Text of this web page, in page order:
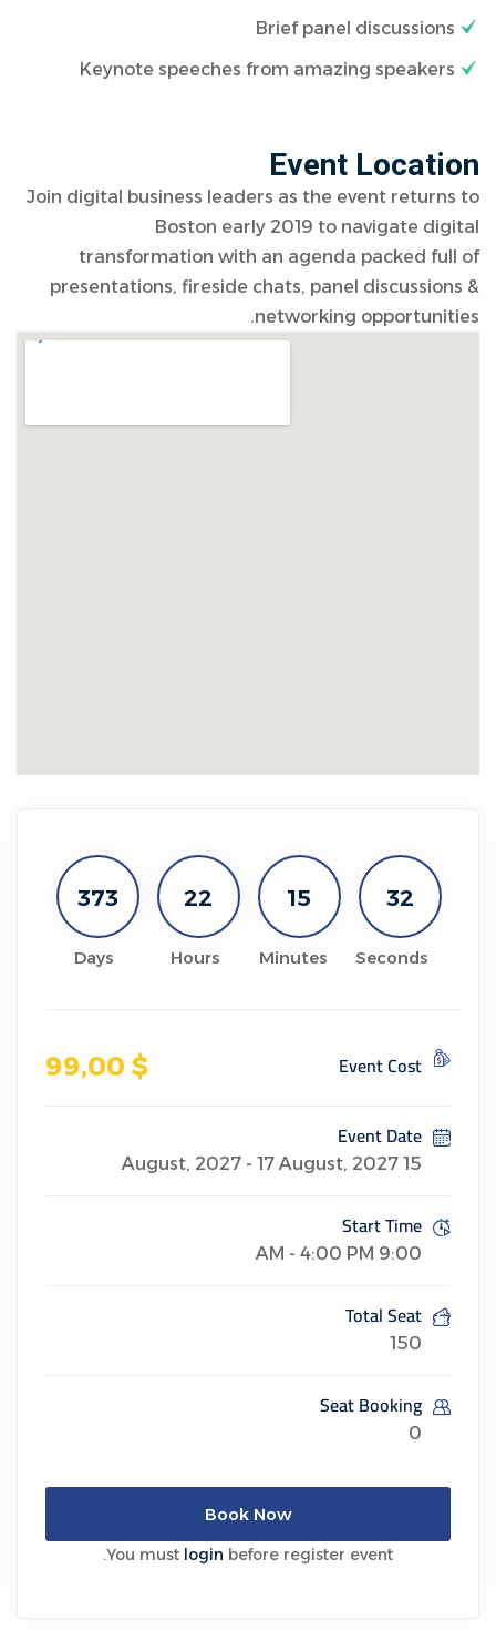
Brief panel discussions
Keynote speeches from amazing speakers
Event Location
Join digital business leaders as the event returns to
Boston early 2019 to navigate digital
transformation with an agenda packed full of
presentations, fireside chats, panel discussions &
networking opportunities.
373
Days
22
Hours
15
Minutes
31
Seconds
Event Cost
$ 99
,00
Event Date
15 August, 2027 - 17 August, 2027
Start Time
9:00 AM - 4:00 PM
Total Seat
150
Seat Booking
0
Book Now
You must login before register event.